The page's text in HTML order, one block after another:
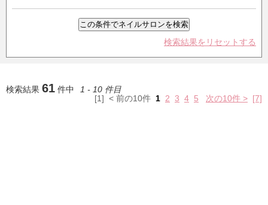
検索結果をリセットする
検索結果 61 件中
1 - 10 件目
[1] < 前の10件 1 2 3 4 5 次の10件 > [7]